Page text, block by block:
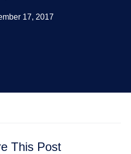
17, 2017
This Post